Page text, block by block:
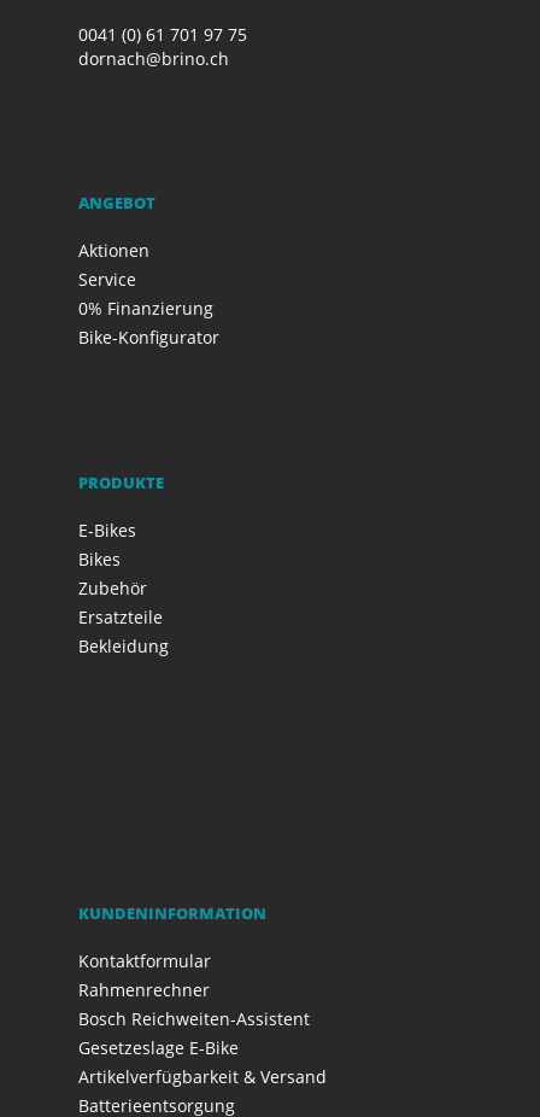
0041 (0) 61 701 97 75
dornach@brino.ch
ANGEBOT
Aktionen
Service
0% Finanzierung
Bike-Konfigurator
PRODUKTE
E-Bikes
Bikes
Zubehör
Ersatzteile
Bekleidung
KUNDENINFORMATION
Kontaktformular
Rahmenrechner
Bosch Reichweiten-Assistent
Gesetzeslage E-Bike
Artikelverfügbarkeit & Versand
Batterieentsorgung